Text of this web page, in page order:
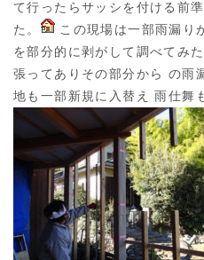
て行ったらサッシを付ける前
た。
この現場は一部雨漏り
を部分的に剥がして調べてみ
張ってありその部分から の
地も一部新規に入替え 雨仕舞